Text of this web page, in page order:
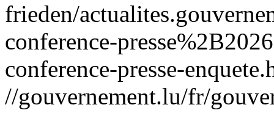
frieden/
conference-
conference-presse-
//gouvernement.lu/fr/